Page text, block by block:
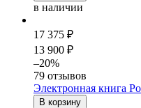
в наличии
17 375 ₽
13 900 ₽
–20%
79 отзывов
Электронная книга
В корзину